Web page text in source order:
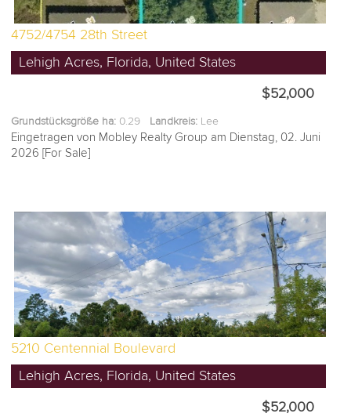
4752/4754 28th Street
Lehigh Acres, Florida, United States
$52,000
Grundstücksgröße ha: 0.29 Landkreis: Lee
Eingetragen von Mobley Realty Group am Dienstag, 02. Juni
2026 [For Sale]
5210 Centennial Boulevard
Lehigh Acres, Florida, United States
$52,000